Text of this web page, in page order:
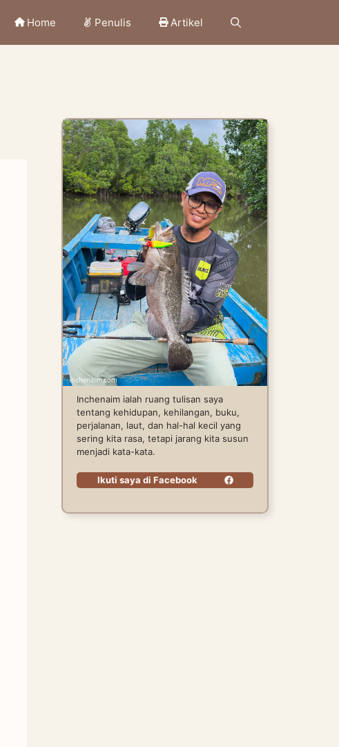
Home Penulis Artikel
Inchenaim ialah ruang tulisan saya
tentang kehidupan, kehilangan, buku,
perjalanan, laut, dan hal-hal kecil yang
sering kita rasa, tetapi jarang kita susun
menjadi kata-kata.
Ikuti saya di Facebook